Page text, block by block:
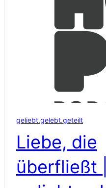
geliebt.gelebt.geteilt
Liebe, die
überfließt |